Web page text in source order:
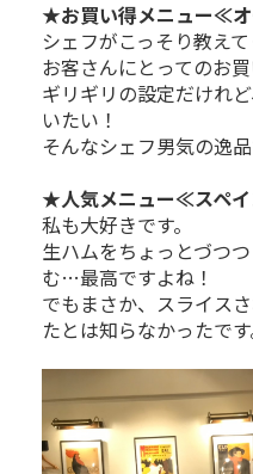
★お買い得メニュー≪
シェフがこっそり教えて
お客さんにとってのお
ギリギリの設定だけれ
いたい！
そんなシェフ男気の逸品
★人気メニュー≪スペ
私も大好きです。
生ハムをちょっとづつ
む…最高ですよね！
でもまさか、スライス
たとは知らなかったです